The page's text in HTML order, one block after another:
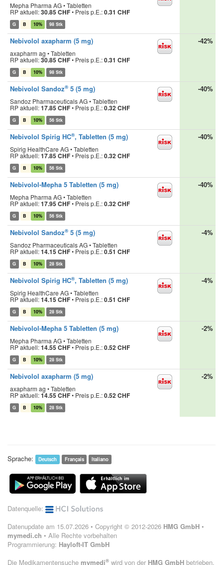
Mepha Pharma AG • Tabletten
RP aktuell:30.85 CHF• Preis p.E.:0.31 CHF
G B 10% 98 Stk
Nebivolol axapharm (5 mg)
axapharm ag • Tabletten
RP aktuell:30.85 CHF• Preis p.E.:0.31 CHF
G B 10% 98 Stk
-42%
Nebivolol Sandoz® 5 (5 mg)
Sandoz Pharmaceuticals AG • Tabletten
RP aktuell:17.85 CHF• Preis p.E.:0.32 CHF
G B 10% 56 Stk
-40%
Nebivolol Spirig HC®, Tabletten (5 mg)
Spirig HealthCare AG • Tabletten
RP aktuell:17.85 CHF• Preis p.E.:0.32 CHF
G B 10% 56 Stk
-40%
Nebivolol-Mepha 5 Tabletten (5 mg)
Mepha Pharma AG • Tabletten
RP aktuell:17.95 CHF• Preis p.E.:0.32 CHF
G B 10% 56 Stk
-40%
Nebivolol Sandoz® 5 (5 mg)
Sandoz Pharmaceuticals AG • Tabletten
RP aktuell:14.15 CHF• Preis p.E.:0.51 CHF
G B 10% 28 Stk
-4%
Nebivolol Spirig HC®, Tabletten (5 mg)
Spirig HealthCare AG • Tabletten
RP aktuell:14.15 CHF• Preis p.E.:0.51 CHF
G B 10% 28 Stk
-4%
Nebivolol-Mepha 5 Tabletten (5 mg)
Mepha Pharma AG • Tabletten
RP aktuell:14.55 CHF• Preis p.E.:0.52 CHF
G B 10% 28 Stk
-2%
Nebivolol axapharm (5 mg)
axapharm ag • Tabletten
RP aktuell:14.55 CHF• Preis p.E.:0.52 CHF
G B 10% 28 Stk
-2%
Sprache: Deutsch Français Italiano
Datenquelle:
Datenupdate am 15.07.2026 • Copyright © 2012-2026 HMG GmbH •
mymedi.ch • Alle Rechte vorbehalten
Programmierung: Hayloft-IT GmbH
Die Medikamentensuche mymedi® wird von der HMG GmbH betrieben.